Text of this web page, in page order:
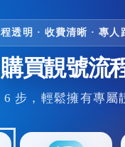
透明 · 收費清晰 · 專人
購買靚號流
6 步，輕鬆擁有專屬